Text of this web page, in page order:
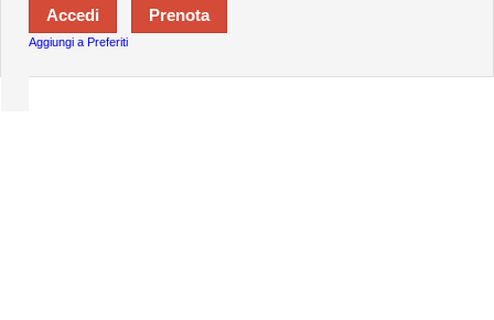
Aggiungi a Preferiti